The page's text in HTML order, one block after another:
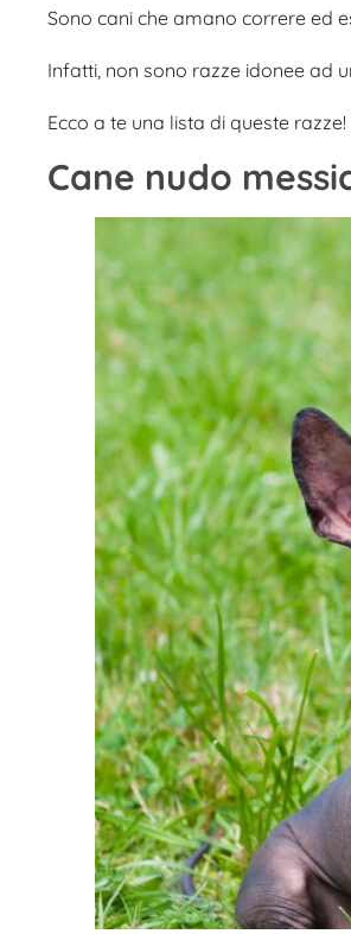
Sono cani che amano correre ed
Infatti, non sono razze idonee ad
Ecco a te una lista di queste razze!
Cane nudo